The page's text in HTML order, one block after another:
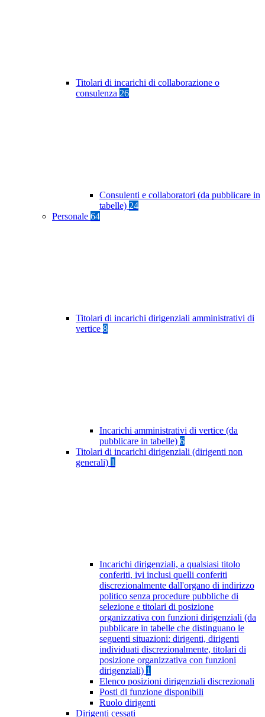
Titolari di incarichi di collaborazione o
consulenza 26
Consulenti e collaboratori (da pubblicare in
tabelle) 24
Personale 64
Titolari di incarichi dirigenziali amministrativi di
vertice 8
Incarichi amministrativi di vertice (da
pubblicare in tabelle) 6
Titolari di incarichi dirigenziali (dirigenti non
generali) 1
Incarichi dirigenziali, a qualsiasi titolo
conferiti, ivi inclusi quelli conferiti
discrezionalmente dall'organo di indirizzo
politico senza procedure pubbliche di
selezione e titolari di posizione
organizzativa con funzioni dirigenziali (da
pubblicare in tabelle che distinguano le
seguenti situazioni: dirigenti, dirigenti
individuati discrezionalmente, titolari di
posizione organizzativa con funzioni
dirigenziali) 1
Elenco posizioni dirigenziali discrezionali
Posti di funzione disponibili
Ruolo dirigenti
Dirigenti cessati